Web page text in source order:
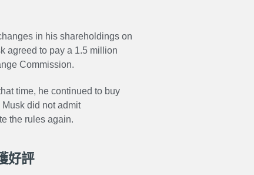
in his shareholdings on
agreed to pay a 1.5 million
Commission.
time, he continued to buy
did not admit
the rules again.
好評